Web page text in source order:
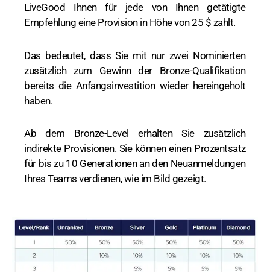
LiveGood Ihnen für jede von Ihnen getätigte
Empfehlung eine Provision in Höhe von 25 $ zahlt.
Das bedeutet, dass Sie mit nur zwei Nominierten
zusätzlich zum Gewinn der Bronze-Qualifikation
bereits die Anfangsinvestition wieder hereingeholt
haben.
Ab dem Bronze-Level erhalten Sie zusätzlich
indirekte Provisionen. Sie können einen Prozentsatz
für bis zu 10 Generationen an den Neuanmeldungen
Ihres Teams verdienen, wie im Bild gezeigt.